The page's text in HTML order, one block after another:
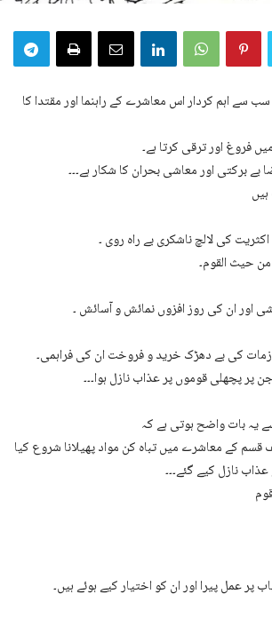
اہم کردار اس معاشرے کے راہنما اور مقتدا کا
فروغ اور ترقی کرتا ہے۔
برکتی اور معاشی بحران کا شکار ہے۔۔۔
کی بے دھڑک خرید و فروخت ان کی فراہمی۔
پچھلی قوموں پر عذاب نازل ہوا۔۔۔
یہ بات واضح ہوتی ہے کہ
کے معاشرے میں تباہ کن مواد پھیلانا شروع کیا
نازل کیے گئے۔۔۔
عمل پیرا اور ان کو اختیار کیے ہوئے ہیں۔